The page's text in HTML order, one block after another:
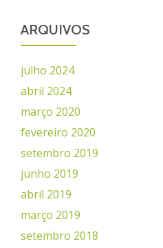
ARQUIVOS
julho 2024
abril 2024
março 2020
fevereiro 2020
setembro 2019
junho 2019
abril 2019
março 2019
setembro 2018